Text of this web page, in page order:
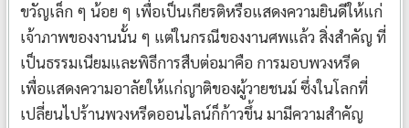
ขวัญเล็ก ๆ น้อย ๆ เพื่อเป็นเกียรติหรือแสดงความยินดีให้แก่
เจ้าภาพของงานนั้น ๆ แต่ในกรณีของงานศพแล้ว สิ่งสำคัญ ที่
เป็นธรรมเนียมและพิธีการสืบต่อมาคือ การมอบพวงหรีด
เพื่อแสดงความอาลัยให้แก่ญาติของผู้วายชนม์ ซึ่งในโลกที่
เปลี่ยนไปร้านพวงหรีดออนไลน์ก็ก้าวขึ้น มามีความสำคัญ